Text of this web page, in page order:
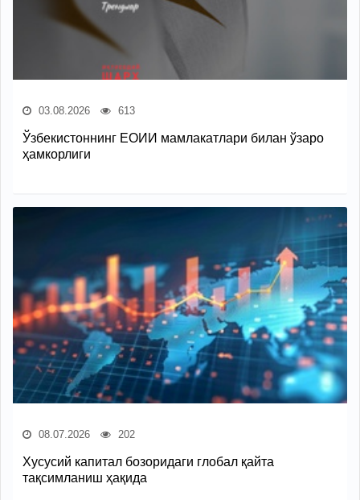
03.08.2026 613
Ўзбекистоннинг ЕОИИ мамлакатлари билан ўзаро
ҳамкорлиги
08.07.2026 202
Хусусий капитал бозоридаги глобал қайта
тақсимланиш ҳақида